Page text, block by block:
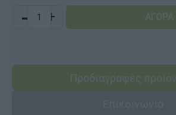
- +
Προδιαγραφές